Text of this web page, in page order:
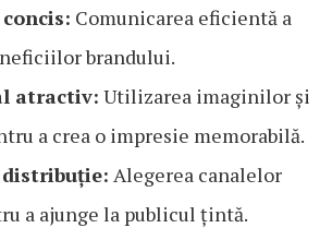
Comunicarea eficientă a
brandului.
atractiv: Utilizarea imaginilor și
a crea o impresie memorabilă.
Alegerea canalelor
a ajunge la publicul țintă.